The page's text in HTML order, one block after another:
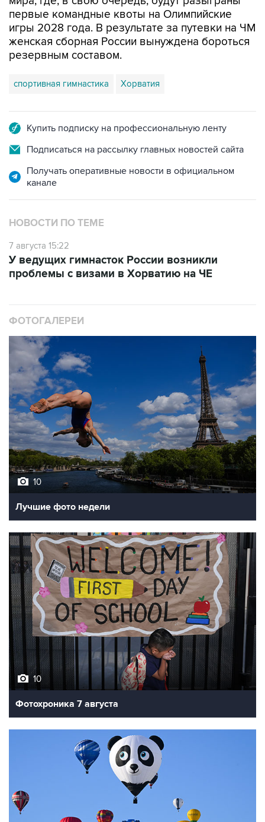
первые командные квоты на Олимпийские
игры 2028 года. В результате за путевки на ЧМ
женская сборная России вынуждена бороться
резервным составом.
спортивная гимнастика Хорватия
Купить подписку на профессиональную ленту
Подписаться на рассылку главных новостей сайта
Получать оперативные новости в официальном
канале
НОВОСТИ ПО ТЕМЕ
7 августа 15:22
У ведущих гимнасток России возникли
проблемы с визами в Хорватию на ЧЕ
ФОТОГАЛЕРЕИ
10
Лучшие фото недели
10
Фотохроника 7 августа